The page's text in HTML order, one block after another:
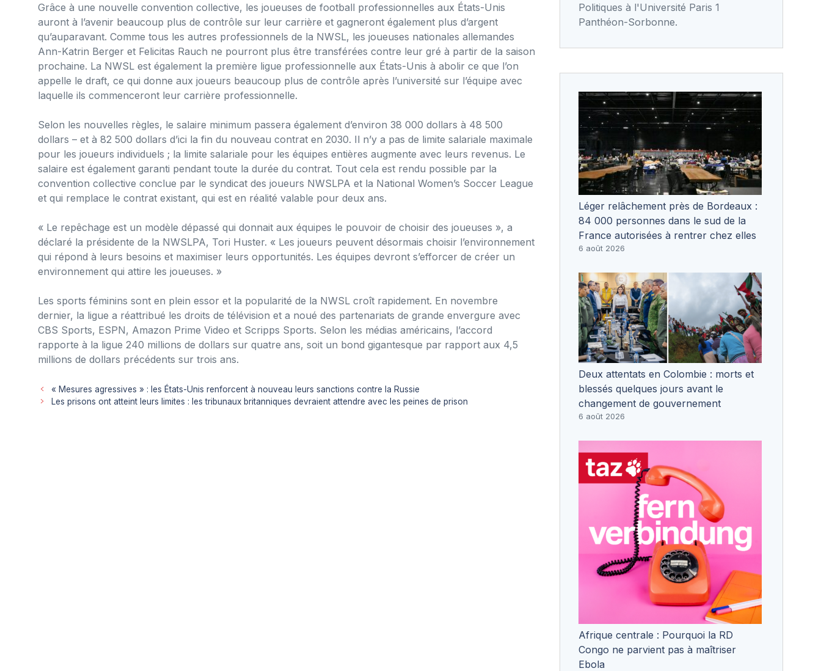
Grâce à une nouvelle convention collective, les joueuses de football professionnelles aux États-Unis
auront à l’avenir beaucoup plus de contrôle sur leur carrière et gagneront également plus d’argent
qu’auparavant. Comme tous les autres professionnels de la NWSL, les joueuses nationales allemandes
Ann-Katrin Berger et Felicitas Rauch ne pourront plus être transférées contre leur gré à partir de la saison
prochaine. La NWSL est également la première ligue professionnelle aux États-Unis à abolir ce que l’on
appelle le draft, ce qui donne aux joueurs beaucoup plus de contrôle après l’université sur l’équipe avec
laquelle ils commenceront leur carrière professionnelle.
Selon les nouvelles règles, le salaire minimum passera également d’environ 38 000 dollars à 48 500
dollars – et à 82 500 dollars d’ici la fin du nouveau contrat en 2030. Il n’y a pas de limite salariale maximale
pour les joueurs individuels ; la limite salariale pour les équipes entières augmente avec leurs revenus. Le
salaire est également garanti pendant toute la durée du contrat. Tout cela est rendu possible par la
convention collective conclue par le syndicat des joueurs NWSLPA et la National Women’s Soccer League
et qui remplace le contrat existant, qui est en réalité valable pour deux ans.
« Le repêchage est un modèle dépassé qui donnait aux équipes le pouvoir de choisir des joueuses », a
déclaré la présidente de la NWSLPA, Tori Huster. « Les joueurs peuvent désormais choisir l’environnement
qui répond à leurs besoins et maximiser leurs opportunités. Les équipes devront s’efforcer de créer un
environnement qui attire les joueuses. »
Les sports féminins sont en plein essor et la popularité de la NWSL croît rapidement. En novembre
dernier, la ligue a réattribué les droits de télévision et a noué des partenariats de grande envergure avec
CBS Sports, ESPN, Amazon Prime Video et Scripps Sports. Selon les médias américains, l’accord
rapporte à la ligue 240 millions de dollars sur quatre ans, soit un bond gigantesque par rapport aux 4,5
millions de dollars précédents sur trois ans.
« Mesures agressives » : les États-Unis renforcent à nouveau leurs sanctions contre la Russie
Les prisons ont atteint leurs limites : les tribunaux britanniques devraient attendre avec les peines de prison
Politiques à l'Université Paris 1
Panthéon-Sorbonne.
Léger relâchement près de Bordeaux :
84 000 personnes dans le sud de la
France autorisées à rentrer chez elles
6 août 2026
Deux attentats en Colombie : morts et
blessés quelques jours avant le
changement de gouvernement
6 août 2026
Afrique centrale : Pourquoi la RD
Congo ne parvient pas à maîtriser
Ebola